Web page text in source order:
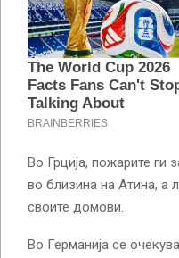
Во Грција, пожарите ги
во близина на Атина, а
своите домови.
Во Германија се